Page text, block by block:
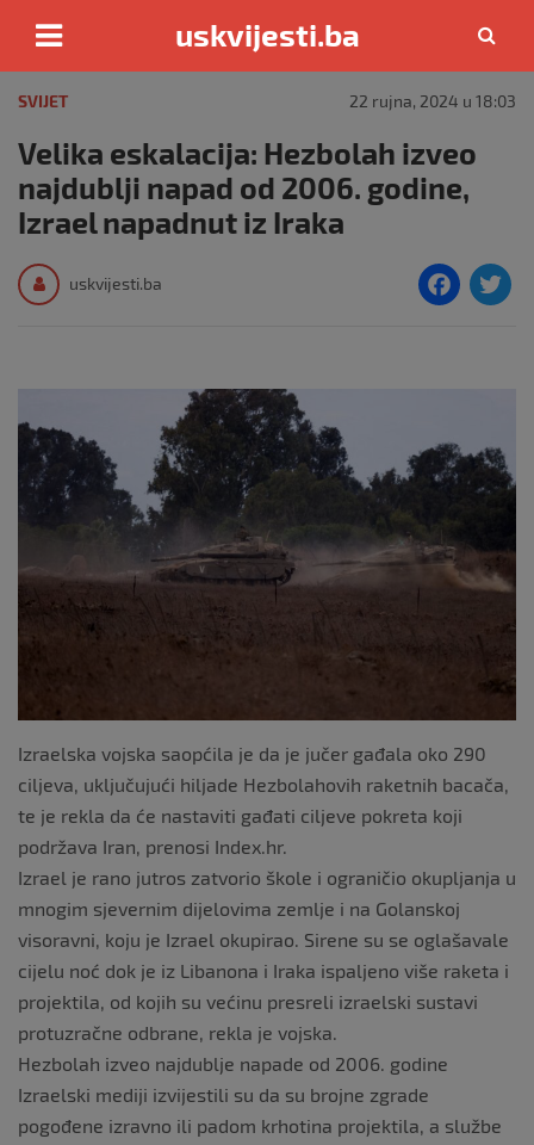
content
uskvijesti.ba
SVIJET 22 rujna, 2024 u 18:03
Velika eskalacija: Hezbolah izveo
najdublji napad od 2006. godine,
Izrael napadnut iz Iraka
uskvijesti.ba
F
o
k
Izraelska vojska saopćila je da je jučer gađala oko 290
ciljeva, uključujući hiljade Hezbolahovih raketnih bacača,
te je rekla da će nastaviti gađati ciljeve pokreta koji
podržava Iran, prenosi Index.hr.
Izrael je rano jutros zatvorio škole i ograničio okupljanja u
mnogim sjevernim dijelovima zemlje i na Golanskoj
visoravni, koju je Izrael okupirao. Sirene su se oglašavale
cijelu noć dok je iz Libanona i Iraka ispaljeno više raketa i
projektila, od kojih su većinu presreli izraelski sustavi
protuzračne odbrane, rekla je vojska.
Hezbolah izveo najdublje napade od 2006. godine
Izraelski mediji izvijestili su da su brojne zgrade
pogođene izravno ili padom krhotina projektila, a službe